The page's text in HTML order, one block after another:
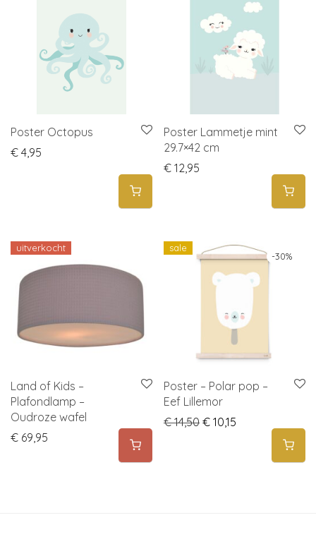
Poster Octopus
€ 4,95
Poster Lammetje mint
29.7×42 cm
€ 12,95
uitverkocht
Land of Kids –
Plafondlamp –
Oudroze wafel
€ 69,95
-30%
sale
Poster – Polar pop –
Eef Lillemor
€14,50 Original price was: €
€ 10,15